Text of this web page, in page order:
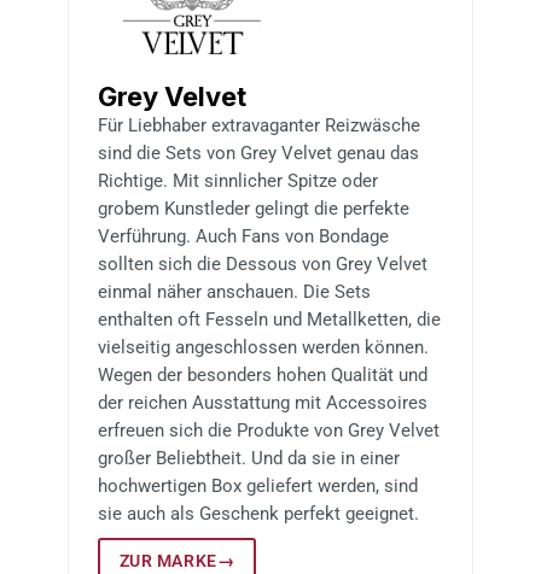
Grey Velvet
Für Liebhaber extravaganter Reizwäsche
sind die Sets von Grey Velvet genau das
Richtige. Mit sinnlicher Spitze oder
grobem Kunstleder gelingt die perfekte
Verführung. Auch Fans von Bondage
sollten sich die Dessous von Grey Velvet
einmal näher anschauen. Die Sets
enthalten oft Fesseln und Metallketten, die
vielseitig angeschlossen werden können.
Wegen der besonders hohen Qualität und
der reichen Ausstattung mit Accessoires
erfreuen sich die Produkte von Grey Velvet
großer Beliebtheit. Und da sie in einer
hochwertigen Box geliefert werden, sind
sie auch als Geschenk perfekt geeignet.
ZUR MARKE→